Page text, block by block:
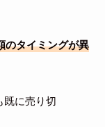
のタイミングが異
既に売り切